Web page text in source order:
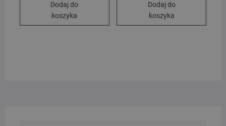
Dodaj do
koszyka
Dodaj do
koszyka